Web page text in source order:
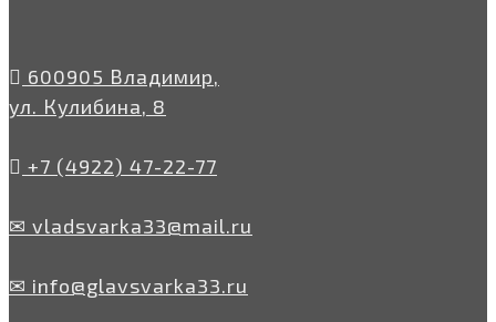
600905 Владимир,
ул. Кулибина, 8
+7 (4922) 47-22-77
✉ vladsvarka33@mail.ru
✉ info@glavsvarka33.ru